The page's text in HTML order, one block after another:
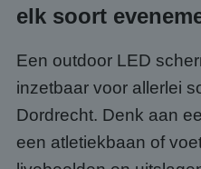
elk soort
Een outdoor LED
inzetbaar voor allerlei
Dordrecht. Denk aan
een atletiekbaan of